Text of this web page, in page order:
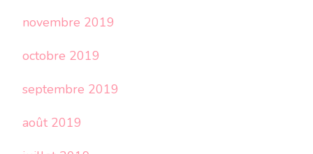
novembre 2019
octobre 2019
septembre 2019
août 2019